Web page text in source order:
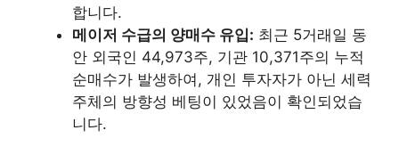
합니다.
메이저 수급의 양매수 유입: 최근 5거래일 동
안 외국인 44,973주, 기관 10,371주의 누적
순매수가 발생하여, 개인 투자자가 아닌 세력
주체의 방향성 베팅이 있었음이 확인되었습
니다.